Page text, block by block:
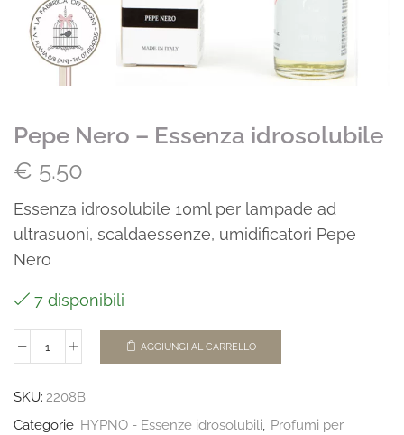
Pepe Nero – Essenza idrosolubile
€ 5.50
Essenza idrosolubile 10ml per lampade ad
ultrasuoni, scaldaessenze, umidificatori Pepe
Nero
7 disponibili
AGGIUNGI AL CARRELLO
SKU: 2208B
Categorie HYPNO - Essenze idrosolubili
Profumi per